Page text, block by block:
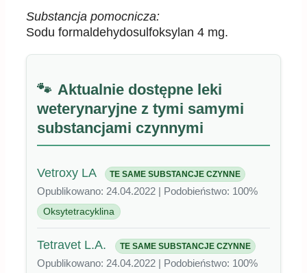
Substancja pomocnicza:
Sodu formaldehydosulfoksylan 4 mg.
Aktualnie dostępne leki
weterynaryjne z tymi samymi
substancjami czynnymi
Vetroxy LA TE SAME SUBSTANCJE CZYNNE
Opublikowano: 24.04.2022 | Podobieństwo: 100%
Oksytetracyklina
Tetravet L.A. TE SAME SUBSTANCJE CZYNNE
Opublikowano: 24.04.2022 | Podobieństwo: 100%